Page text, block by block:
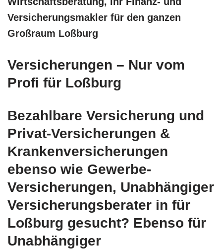
Versicherungsmakler für den ganzen
Großraum Loßburg
Versicherungen – Nur vom
Profi für Loßburg
Bezahlbare Versicherung und
Privat-Versicherungen &
Krankenversicherungen
ebenso wie Gewerbe-
Versicherungen, Unabhängiger
Versicherungsberater in für
Loßburg gesucht? Ebenso für
Unabhängiger